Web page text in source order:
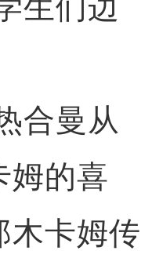
生们边
曼从
姆的喜
木卡姆传